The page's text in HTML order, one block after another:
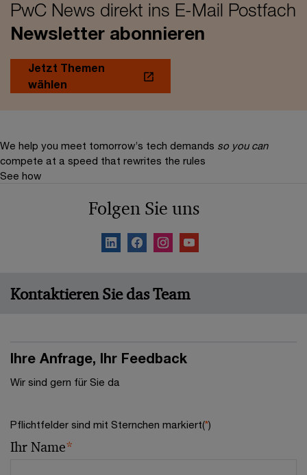
PwC News direkt ins E-Mail Postfach
Newsletter abonnieren
Jetzt Themen
wählen
We help you meet tomorrow’s tech demands so you can
compete at a speed that rewrites the rules
See how
Folgen Sie uns
Kontaktieren Sie das Team
Ihre Anfrage, Ihr Feedback
Wir sind gern für Sie da
Pflichtfelder sind mit Sternchen markiert(*)
Ihr Name*